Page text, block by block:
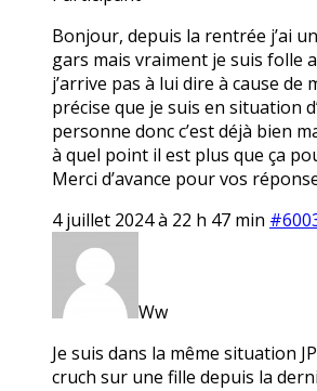
Bonjour, depuis la rentrée j’ai
gars mais vraiment je suis folle
j’arrive pas à lui dire à cause de
précise que je suis en situation
personne donc c’est déjà bien
à quel point il est plus que ça
Merci d’avance pour vos
4 juillet 2024 à 22 h 47 min
Ww
Je suis dans la même situation
cruch sur une fille depuis la